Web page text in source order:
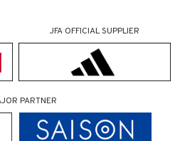
JFA OFFICIALSUPPLIER
PARTNER